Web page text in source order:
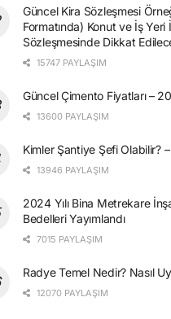
Güncel Kira Sözleşmesi
Formatında) Konut ve İş Yeri
Sözleşmesinde Dikkat
15747 PAYLAŞIM
Güncel Çimento Fiyatları –
13600 PAYLAŞIM
Kimler Şantiye Şefi Olabilir?
13946 PAYLAŞIM
2024 Yılı Bina Metrekare
Bedelleri Yayımlandı
7015 PAYLAŞIM
Radye Temel Nedir? Nasıl
12070 PAYLAŞIM